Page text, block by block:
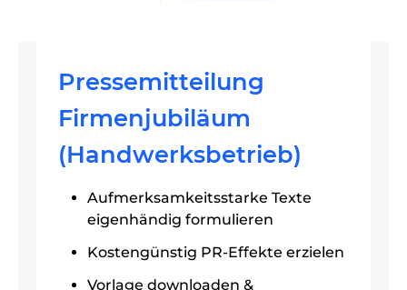
Pressemitteilung
Firmenjubiläum
(Handwerksbetrieb)
Aufmerksamkeitsstarke Texte
eigenhändig formulieren
Kostengünstig PR-Effekte erzielen
Vorlage downloaden &